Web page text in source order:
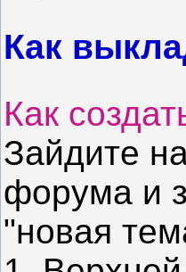
Как
Как
Зайдите
форума и
"новая